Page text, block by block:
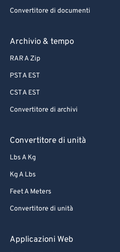
Convertitore di documenti
Archivio & tempo
RAR A Zip
PST A EST
CST A EST
Convertitore di archivi
Convertitore di unità
Lbs A Kg
Kg A Lbs
Feet A Meters
Convertitore di unità
Applicazioni Web